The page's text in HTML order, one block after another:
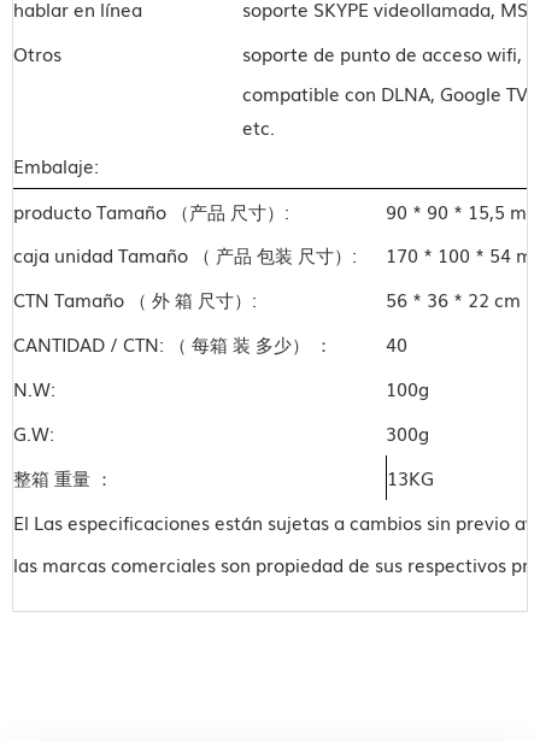
hablar en línea
soporte SKYPE videollamada,
Otros
soporte de punto de acceso wifi,
compatible con DLNA, Google
etc.
Embalaje:
producto Tamaño （产品 尺寸）:
90 * 90 * 15,5
caja unidad Tamaño （ 产品 包装 尺寸）:
170 * 100 * 54
CTN Tamaño （ 外 箱 尺寸）:
56 * 36 * 22 cm
CANTIDAD / CTN: （ 每箱 装 多少） ：
40
N.W:
100g
G.W:
300g
整箱 重量 ：
13KG
El Las especificaciones están sujetas a cambios sin previo
las marcas comerciales son propiedad de sus respectivos